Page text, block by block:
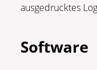
ausgedrucktes
Software